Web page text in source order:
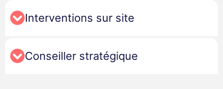
Interventions sur site
Conseiller stratégique